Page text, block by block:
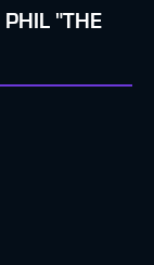
PHIL "THE